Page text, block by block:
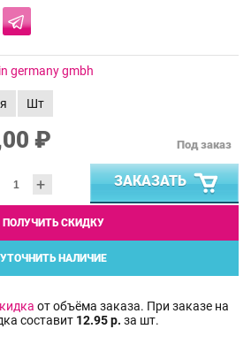
germany gmbh
Шт
₽
+
Под заказ
ЗАКАЗАТЬ
ПОЛУЧИТЬ СКИДКУ
УТОЧНИТЬ НАЛИЧИЕ
от объёма заказа. При заказе на
составит 12.95 р. за шт.